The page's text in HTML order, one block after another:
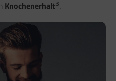
Knochenerhalt3.